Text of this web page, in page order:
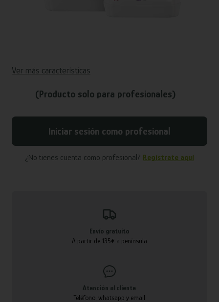
Ver más características
(Producto solo para profesionales)
Iniciar sesión como profesional
¿No tienes cuenta como profesional? Regístrate aquí
Envío gratuito
A partir de 135€ a península
Atención al cliente
Teléfono, whatsapp y email